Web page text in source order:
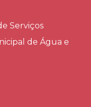
Serviços​
de Água e